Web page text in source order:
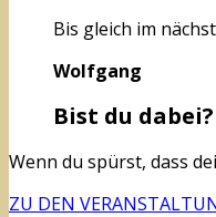
Bis gleich im
Wolfgang
Bist du dabei?
Wenn du spürst, dass
ZU DEN